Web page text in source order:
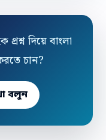
দিয়ে বাংলা
চান?
বলুন